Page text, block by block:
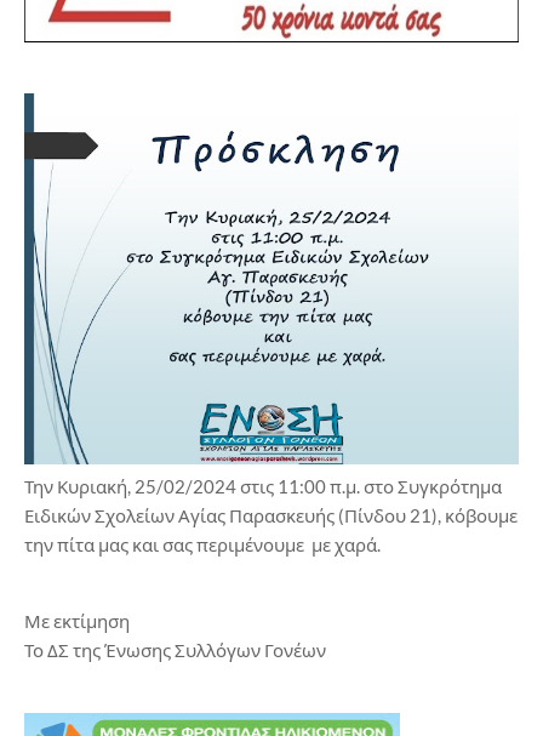
Την Κυριακή, 25/02/2024 στις 11:00 π.μ. στο Συγκρότημα
Ειδικών Σχολείων Αγίας Παρασκευής (Πίνδου 21), κόβουμε
την πίτα μας και σας περιμένουμε με χαρά.
Με εκτίμηση
Το ΔΣ της Ένωσης Συλλόγων Γονέων